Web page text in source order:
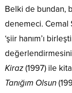
Belki de bundan,
denemeci. Cemal
‘şiir hanım’ı
değerlendirmesini
Kiraz(1997) ile
Tanığım Olsun